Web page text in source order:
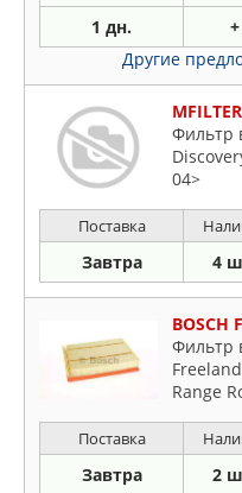
1 дн. +
Другие
Фильтр
04>
Поставка
Завтра 4
BOSCH
Фильтр
Range
Поставка
Завтра 2